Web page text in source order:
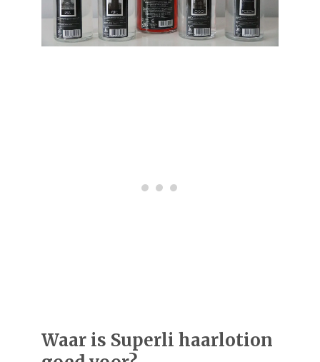
Waar is Superli haarlotion